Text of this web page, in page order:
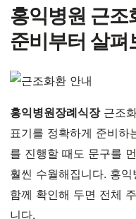
홍익병원 근조
준비부터 살펴
홍익병원장례식장근조
표기를 정확하게 준비하
를 진행할 때도 문구를
훨씬 수월해집니다. 홍
함께 확인해 두면 전체
니다.